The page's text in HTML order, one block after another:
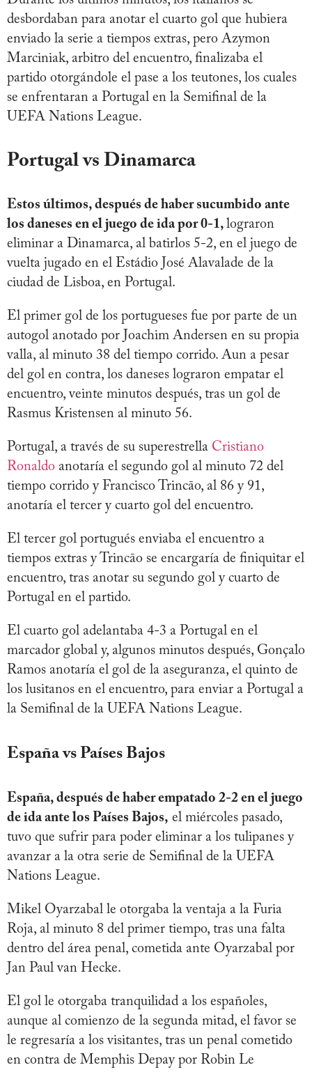
desbordaban para anotar el cuarto gol que hubiera
enviado la serie a tiempos extras, pero Azymon
Marciniak, arbitro del encuentro, finalizaba el
partido otorgándole el pase a los teutones, los cuales
se enfrentaran a Portugal en la Semifinal de la
UEFA Nations League.
Portugal vs Dinamarca
Estos últimos, después de haber sucumbido ante
los daneses en el juego de ida por 0-1, lograron
eliminar a Dinamarca, al batirlos 5-2, en el juego de
vuelta jugado en el Estádio José Alavalade de la
ciudad de Lisboa, en Portugal.
El primer gol de los portugueses fue por parte de un
autogol anotado por Joachim Andersen en su propia
valla, al minuto 38 del tiempo corrido. Aun a pesar
del gol en contra, los daneses lograron empatar el
encuentro, veinte minutos después, tras un gol de
Rasmus Kristensen al minuto 56.
Portugal, a través de su superestrella Cristiano
Ronaldo anotaría el segundo gol al minuto 72 del
tiempo corrido y Francisco Trincāo, al 86 y 91,
anotaría el tercer y cuarto gol del encuentro.
El tercer gol portugués enviaba el encuentro a
tiempos extras y Trincāo se encargaría de finiquitar el
encuentro, tras anotar su segundo gol y cuarto de
Portugal en el partido.
El cuarto gol adelantaba 4-3 a Portugal en el
marcador global y, algunos minutos después, Gonçalo
Ramos anotaría el gol de la aseguranza, el quinto de
los lusitanos en el encuentro, para enviar a Portugal a
la Semifinal de la UEFA Nations League.
España vs Países Bajos
España, después de haber empatado 2-2 en el juego
de ida ante los Países Bajos, el miércoles pasado,
tuvo que sufrir para poder eliminar a los tulipanes y
avanzar a la otra serie de Semifinal de la UEFA
Nations League.
Mikel Oyarzabal le otorgaba la ventaja a la Furia
Roja, al minuto 8 del primer tiempo, tras una falta
dentro del área penal, cometida ante Oyarzabal por
Jan Paul van Hecke.
El gol le otorgaba tranquilidad a los españoles,
aunque al comienzo de la segunda mitad, el favor se
le regresaría a los visitantes, tras un penal cometido
en contra de Memphis Depay por Robin Le